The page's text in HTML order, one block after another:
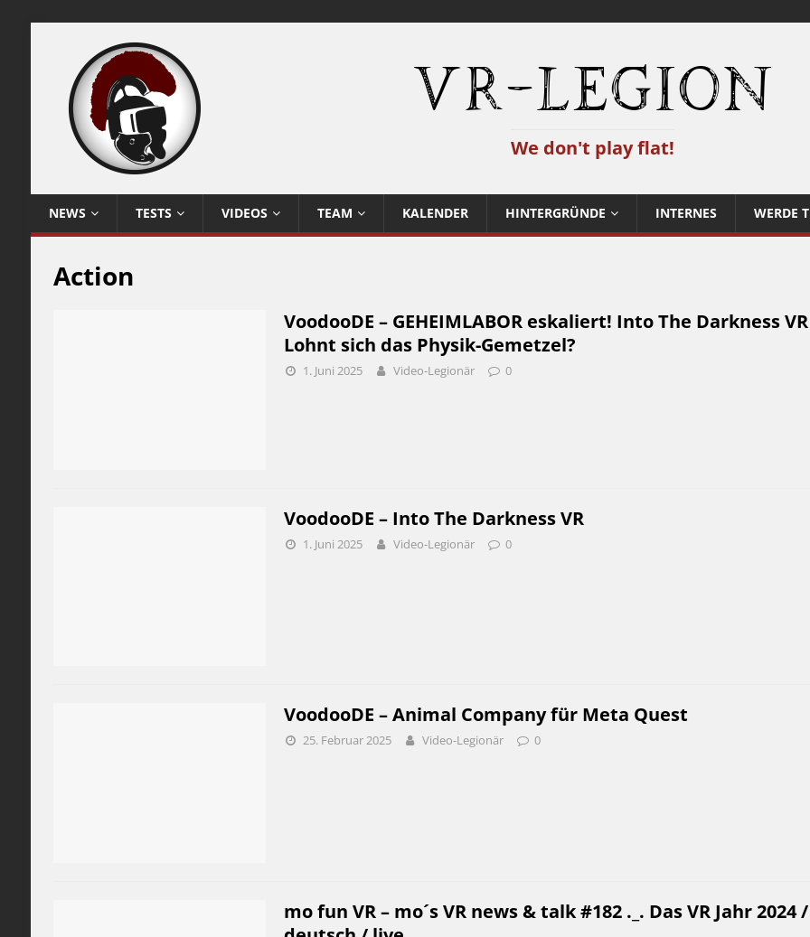
VR-Legion
We don't play flat!
NEWS TESTS VIDEOS TEAM KALENDER HINTERGRÜNDE INTERNES WERDE
Action
VoodooDE – GEHEIMLABOR eskaliert! Into The Darkness
Lohnt sich das Physik-Gemetzel?
1. Juni 2025 Video-Legionär 0
VoodooDE – Into The Darkness VR
1. Juni 2025 Video-Legionär 0
VoodooDE – Animal Company für Meta Quest
25. Februar 2025 Video-Legionär 0
mo fun VR – mo´s VR news & talk #182 ._. Das VR Jahr 2024 /